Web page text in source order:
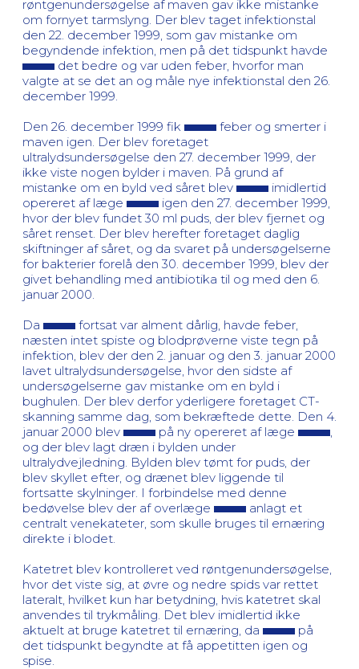
røntgenundersøgelse af maven gav ikke mistanke
om fornyet tarmslyng. Der blev taget infektionstal
den 22. december 1999, som gav mistanke om
begyndende infektion, men på det tidspunkt havde
det bedre og var uden feber, hvorfor man
valgte at se det an og måle nye infektionstal den 26.
december 1999.
Den 26. december 1999 fik
feber og smerter i
maven igen. Der blev foretaget
ultralydsundersøgelse den 27. december 1999, der
ikke viste nogen bylder i maven. På grund af
mistanke om en byld ved såret blev
imidlertid
opereret af læge
igen den 27. december 1999,
hvor der blev fundet 30 ml puds, der blev fjernet og
såret renset. Der blev herefter foretaget daglig
skiftninger af såret, og da svaret på undersøgelserne
for bakterier forelå den 30. december 1999, blev der
givet behandling med antibiotika til og med den 6.
januar 2000.
Da
fortsat var alment dårlig, havde feber,
næsten intet spiste og blodprøverne viste tegn på
infektion, blev der den 2. januar og den 3. januar 2000
lavet ultralydsundersøgelse, hvor den sidste af
undersøgelserne gav mistanke om en byld i
bughulen. Der blev derfor yderligere foretaget CT-
skanning samme dag, som bekræftede dette. Den 4.
januar 2000 blev
på ny opereret af læge
og der blev lagt dræn i bylden under
ultralydvejledning. Bylden blev tømt for puds, der
blev skyllet efter, og drænet blev liggende til
fortsatte skylninger. I forbindelse med denne
bedøvelse blev der af overlæge
anlagt et
centralt venekateter, som skulle bruges til ernæring
direkte i blodet.
Katetret blev kontrolleret ved røntgenundersøgelse,
hvor det viste sig, at øvre og nedre spids var rettet
lateralt, hvilket kun har betydning, hvis katetret skal
anvendes til trykmåling. Det blev imidlertid ikke
aktuelt at bruge katetret til ernæring, da
på
det tidspunkt begyndte at få appetitten igen og
spise.